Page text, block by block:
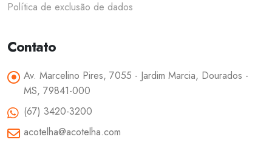
Política de exclusão de dados
Contato
Av. Marcelino Pires, 7055 - Jardim Marcia, Dourados -
MS, 79841-000
(67) 3420-3200
acotelha@acotelha.com